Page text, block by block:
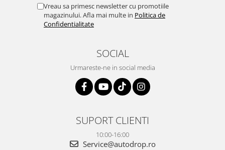
Vreau sa primesc newsletter cu promotiile
magazinului. Afla mai multe in Politica de
Confidentialitate
SOCIAL
Urmareste-ne in social media
SUPORT CLIENTI
10:00-16:00
Service@autodrop.ro